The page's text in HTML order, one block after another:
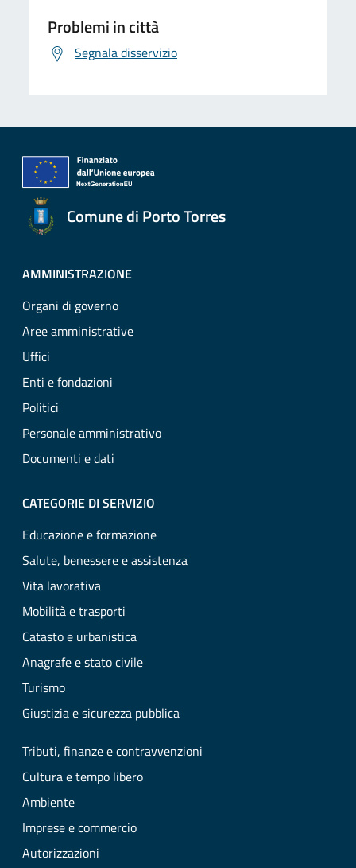
Problemi in città
Segnala disservizio
Comune di Porto Torres
AMMINISTRAZIONE
Organi di governo
Aree amministrative
Uffici
Enti e fondazioni
Politici
Personale amministrativo
Documenti e dati
CATEGORIE DI SERVIZIO
Educazione e formazione
Salute, benessere e assistenza
Vita lavorativa
Mobilità e trasporti
Catasto e urbanistica
Anagrafe e stato civile
Turismo
Giustizia e sicurezza pubblica
Tributi, finanze e contravvenzioni
Cultura e tempo libero
Ambiente
Imprese e commercio
Autorizzazioni